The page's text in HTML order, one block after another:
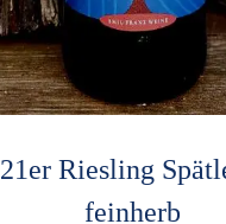
21er Riesling
feinherb